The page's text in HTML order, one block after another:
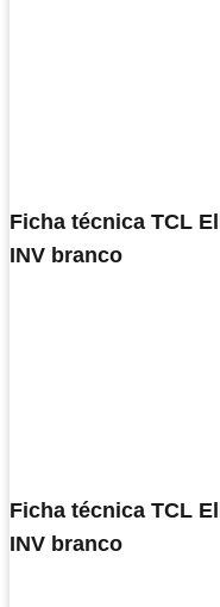
Ficha técnica TCL
INV branco
Ficha técnica TCL
INV branco